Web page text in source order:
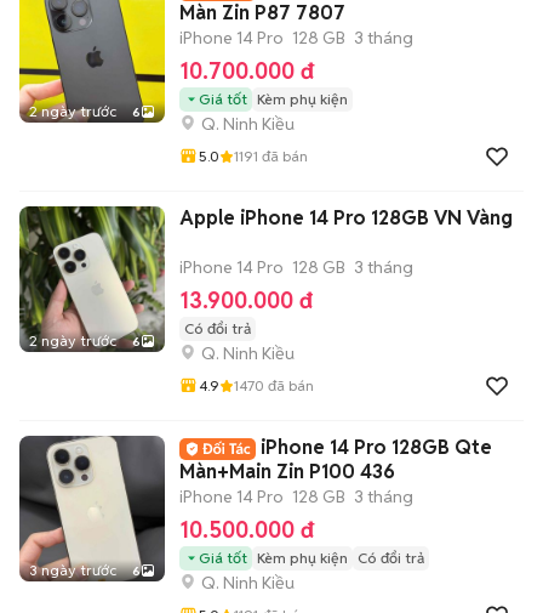
2 ngày trước 6
Màn Zin P87 7807
iPhone 14 Pro 128 GB 3 tháng
10.700.000 đ
Giá tốt Kèm phụ kiện
Q. Ninh Kiều
5.0 1191 đã bán
2 ngày trước 6
Apple iPhone 14 Pro 128GB VN Vàng
iPhone 14 Pro 128 GB 3 tháng
13.900.000 đ
Có đổi trả
Q. Ninh Kiều
4.9 1470 đã bán
3 ngày trước 6
iPhone 14 Pro 128GB Qte
Màn+Main Zin P100 436
iPhone 14 Pro 128 GB 3 tháng
10.500.000 đ
Giá tốt Kèm phụ kiện Có đổi trả
Q. Ninh Kiều